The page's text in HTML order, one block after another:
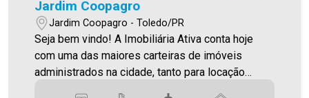
Jardim Coopagro
Jardim Coopagro - Toledo/PR
Seja bem vindo! A Imobiliária Ativa conta hoje
com uma das maiores carteiras de imóveis
administrados na cidade, tanto para locação